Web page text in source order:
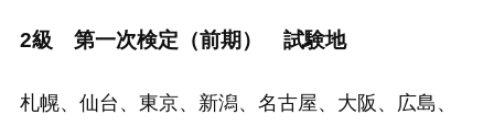
2級 第一次検定（前期） 試験地
札幌、仙台、東京、新潟、名古屋、大阪、広島、